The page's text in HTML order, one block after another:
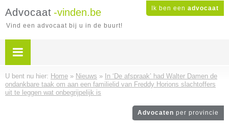
Ik ben een advocaat
Advocaat -vinden.be
Vind een advocaat bij u in de buurt!
U bent nu hier: Home » Nieuws » In ‘De afspraak’ had Walter Damen de
ondankbare taak om aan een familielid van Freddy Horions slachtoffers
uit te leggen wat onbegrijpelijk is
Advocaten per provincie